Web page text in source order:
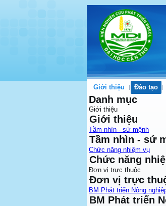
Giới thiệu Đào tạo
Danh mục
Giới thiệu
Giới thiệu
Tầm nhìn - sứ mệnh
Tầm nhìn - sứ
Chức năng nhiệm vụ
Chức năng
Đơn vị trực thuộc
Đơn vị trực
BM Phát triển Nông
BM Phát triển